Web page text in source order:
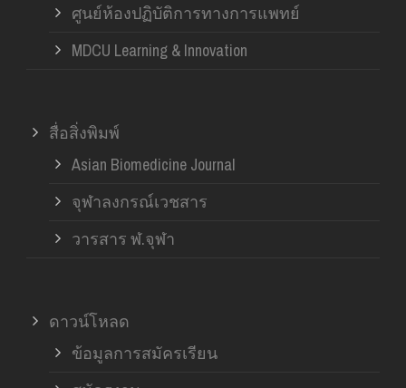
ศูนย์ห้องปฏิบัติการทางการแพทย์
MDCU Learning & Innovation
สื่อสิ่งพิมพ์
Asian Biomedicine Journal
จุฬาลงกรณ์เวชสาร
วารสาร ฬ.จุฬา
ดาวน์โหลด
ข้อมูลการสมัครเรียน